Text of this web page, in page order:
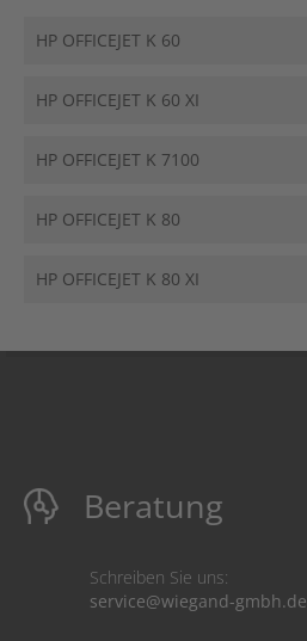
HP OFFICEJET K 60
HP OFFICEJET K 60 XI
HP OFFICEJET K 7100
HP OFFICEJET K 80
HP OFFICEJET K 80 XI
Beratung
Schreiben Sie uns:
service@wiegand-gmbh.de